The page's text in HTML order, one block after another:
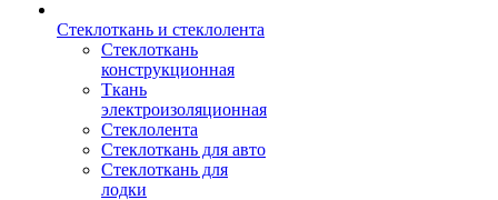
Стеклоткань и стеклолента
Стеклоткань
конструкционная
Ткань
электроизоляционная
Стеклолента
Стеклоткань для авто
Стеклоткань для
лодки